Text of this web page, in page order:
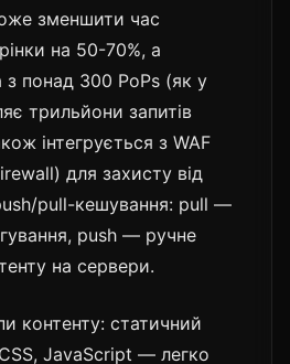
зменшити час
на 50-70%, а
понад 300 PoPs (як у
трильйони запитів
інтегрується з WAF
для захисту від
pull-кешування: pull —
push — ручне
на сервери.
контенту: статичний
JavaScript — легко